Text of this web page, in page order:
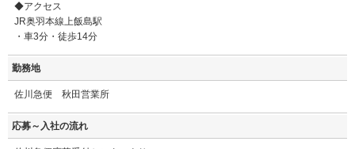
◆アクセス
JR奥羽本線上飯島駅
・車3分・徒歩14分
勤務地
佐川急便 秋田営業所
応募～入社の流れ